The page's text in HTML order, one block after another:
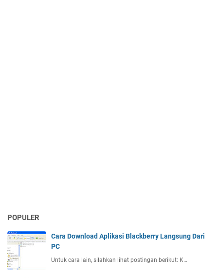
POPULER
Cara Download Aplikasi Blackberry Langsung Dari
PC
Untuk cara lain, silahkan lihat postingan berikut: K…